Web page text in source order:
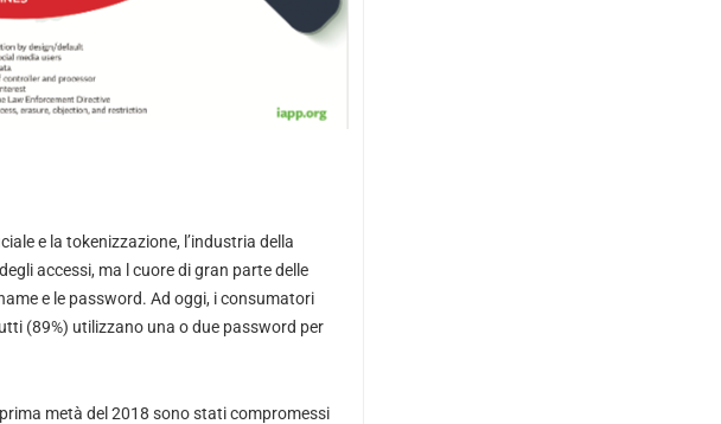
e la tokenizzazione, l’industria della
accessi, ma l cuore di gran parte delle
e le password. Ad oggi, i consumatori
(89%) utilizzano una o due password per
metà del 2018 sono stati compromessi